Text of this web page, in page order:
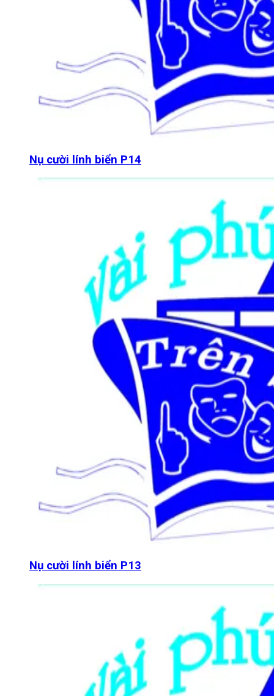
Nụ cười lính biển P14
Nụ cười lính biển P13